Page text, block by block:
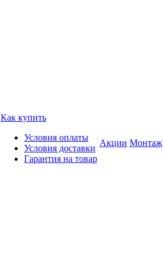
Как купить
Условия оплаты
Условия доставки
Гарантия на товар
Акции Монтаж